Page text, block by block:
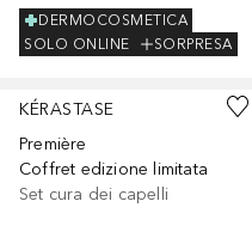
DERMOCOSMETICA
SOLO ONLINE
SORPRESA
KÉRASTASE
Première
Coffret edizione limitata
Set cura dei capelli